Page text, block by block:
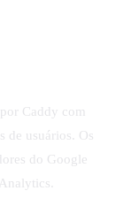
Caddy com
de usuários. Os
do Google